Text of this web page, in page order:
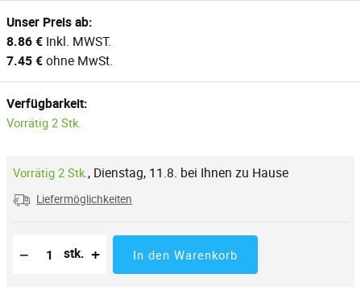
Unser Preis ab:
8.86 € Inkl. MWST.
7.45 €ohne MwSt.
Verfügbarkeit:
Vorrätig 2 Stk.
Vorrätig 2 Stk., Dienstag, 11.8. bei Ihnen zu Hause
Liefermöglichkeiten
−
Reduzierung der Menge
Anzahl der Stücke
stk. + In den Warenkorb